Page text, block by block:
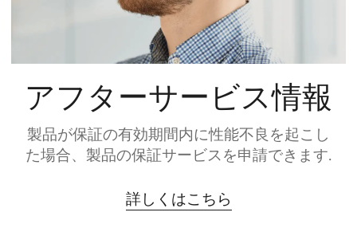
アフターサービス情報
製品が保証の有効期間内に性能不良を起こし
た場合、製品の保証サービスを申請できます.
詳しくはこちら